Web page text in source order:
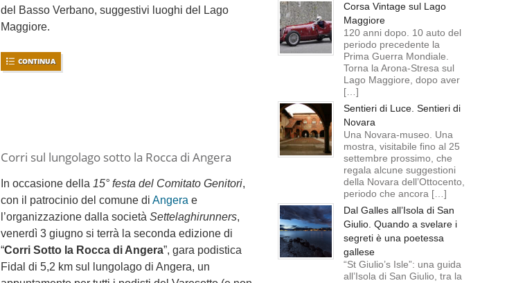
del Basso Verbano, suggestivi luoghi del Lago
Maggiore.
CONTINUA
Corri sul lungolago sotto la Rocca di Angera
In occasione della 15° festa del Comitato Genitori,
con il patrocinio del comune di Angera e
l’organizzazione dalla società Settelaghirunners,
venerdì 3 giugno si terrà la seconda edizione di
“Corri Sotto la Rocca di Angera”, gara podistica
Fidal di 5,2 km sul lungolago di Angera, un
Corsa Vintage sul Lago
Maggiore
120 anni dopo. 10 auto del
periodo precedente la
Prima Guerra Mondiale.
Torna la Arona-Stresa sul
Lago Maggiore, dopo aver
[…]
Sentieri di Luce. Sentieri di
Novara
Una Novara-museo. Una
mostra, visitabile fino al 25
settembre prossimo, che
regala alcune suggestioni
della Novara dell’Ottocento,
periodo che ancora […]
Dal Galles all’Isola di San
Giulio. Quando a svelare i
segreti è una poetessa
gallese
“St Giulio’s Isle”: una guida
all’Isola di San Giulio, tra la